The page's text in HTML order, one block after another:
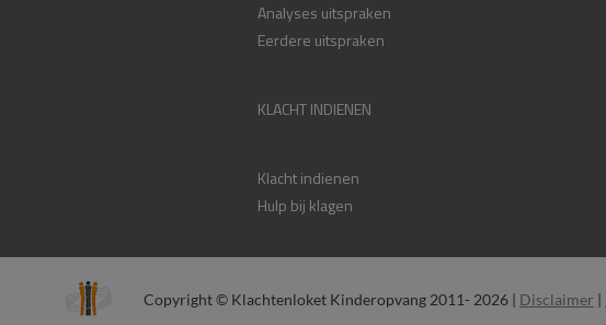
Analyses uitspraken
Eerdere uitspraken
KLACHT INDIENEN
Klacht indienen
Hulp bij klagen
Copyright © Klachtenloket Kinderopvang 2011- 2026 | Disclaimer |